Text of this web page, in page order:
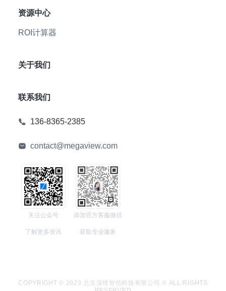
资源中心
ROI计算器
关于我们
联系我们
136-8365-2385
contact@megaview.com
关注公众号
了解更多资讯
添加官方客服微信
获取专业服务
COPYRIGHT © 2023 北京深维智信科技有限公司 ® ALL RIGHTS